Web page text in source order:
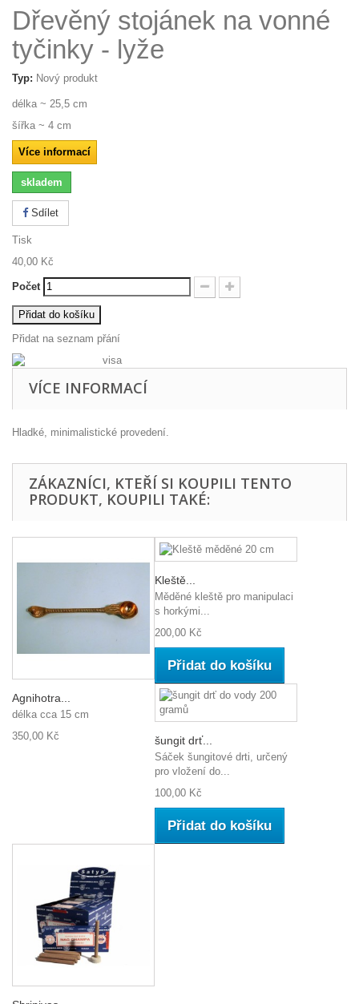
Dřevěný stojánek na vonné
tyčinky - lyže
Typ: Nový produkt
délka ~ 25,5 cm
šířka ~ 4 cm
Více informací
skladem
Sdílet
Tisk
40,00 Kč
Počet
Přidat do košíku
Přidat na seznam přání
VÍCE INFORMACÍ
Hladké, minimalistické provedení.
ZÁKAZNÍCI, KTEŘÍ SI KOUPILI TENTO
PRODUKT, KOUPILI TAKÉ:
Agnihotra...
délka cca 15 cm
350,00 Kč
Kleště...
Měděné kleště pro manipulaci
s horkými...
200,00 Kč
Přidat do košíku
šungit drť...
Sáček šungitové drti, určený
pro vložení do...
100,00 Kč
Přidat do košíku